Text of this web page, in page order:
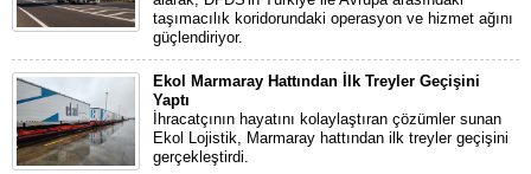
taşımacılık koridorundaki operasyon ve hizmet ağını
güçlendiriyor.
Ekol Marmaray Hattından İlk Treyler Geçişini
Yaptı
İhracatçının hayatını kolaylaştıran çözümler sunan
Ekol Lojistik, Marmaray hattından ilk treyler geçişini
gerçekleştirdi.